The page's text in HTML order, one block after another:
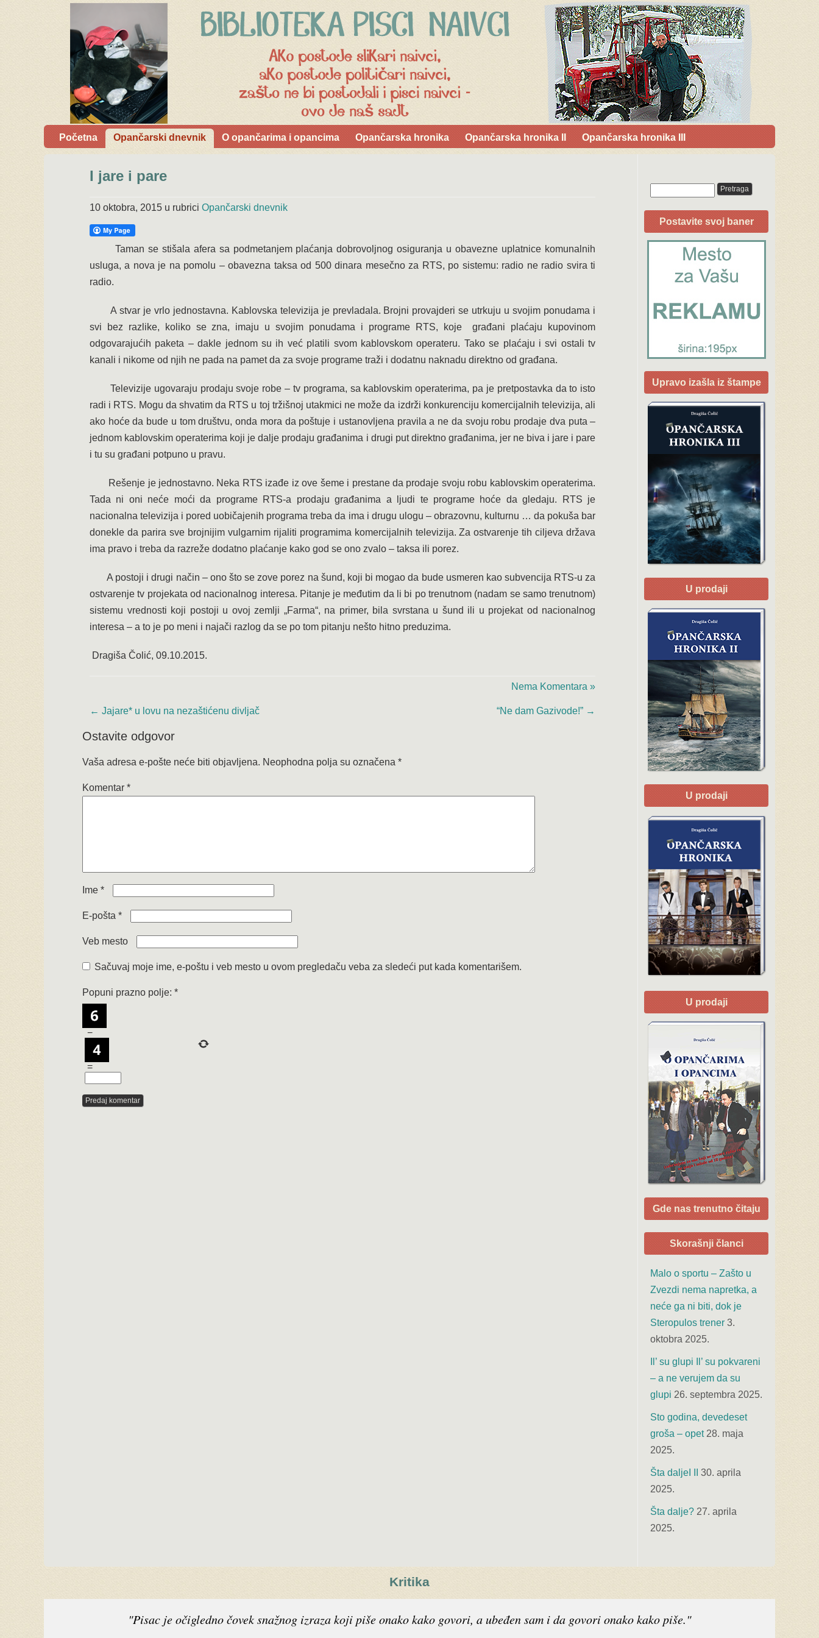
Početna Opančarski dnevnik O opančarima i opancima Opančarska hronika Opančarska hronika II Opančarska hronika III
I jare i pare
10 oktobra, 2015 u rubrici Opančarski dnevnik
Taman se stišala afera sa podmetanjem plaćanja dobrovoljnog osiguranja u obavezne uplatnice komunalnih
usluga, a nova je na pomolu – obavezna taksa od 500 dinara mesečno za RTS, po sistemu: radio ne radio svira ti
radio.
A stvar je vrlo jednostavna. Kablovska televizija je prevladala. Brojni provajderi se utrkuju u svojim ponudama i
svi bez razlike, koliko se zna, imaju u svojim ponudama i programe RTS, koje građani plaćaju kupovinom
odgovarajućih paketa – dakle jednom su ih već platili svom kablovskom operateru. Tako se plaćaju i svi ostali tv
kanali i nikome od njih ne pada na pamet da za svoje programe traži i dodatnu naknadu direktno od građana.
Televizije ugovaraju prodaju svoje robe – tv programa, sa kablovskim operaterima, pa je pretpostavka da to isto
radi i RTS. Mogu da shvatim da RTS u toj tržišnoj utakmici ne može da izdrži konkurenciju komercijalnih televizija, ali
ako hoće da bude u tom društvu, onda mora da poštuje i ustanovljena pravila a ne da svoju robu prodaje dva puta –
jednom kablovskim operaterima koji je dalje prodaju građanima i drugi put direktno građanima, jer ne biva i jare i pare
i tu su građani potpuno u pravu.
Rešenje je jednostavno. Neka RTS izađe iz ove šeme i prestane da prodaje svoju robu kablovskim operaterima.
Tada ni oni neće moći da programe RTS-a prodaju građanima a ljudi te programe hoće da gledaju. RTS je
nacionalna televizija i pored uobičajenih programa treba da ima i drugu ulogu – obrazovnu, kulturnu … da pokuša bar
donekle da parira sve brojnijim vulgarnim rijaliti programima komercijalnih televizija. Za ostvarenje tih ciljeva država
ima pravo i treba da razreže dodatno plaćanje kako god se ono zvalo – taksa ili porez.
A postoji i drugi način – ono što se zove porez na šund, koji bi mogao da bude usmeren kao subvencija RTS-u za
ostvarenje tv projekata od nacionalnog interesa. Pitanje je međutim da li bi po trenutnom (nadam se samo trenutnom)
sistemu vrednosti koji postoji u ovoj zemlji „Farma“, na primer, bila svrstana u šund ili u projekat od nacionalnog
interesa – a to je po meni i najači razlog da se po tom pitanju nešto hitno preduzima.
Dragiša Čolić, 09.10.2015.
Nema Komentara »
← Jajare* u lovu na nezaštićenu divljač “Ne dam Gazivode!” →
Ostavite odgovor
Vaša adresa e-pošte neće biti objavljena. Neophodna polja su označena *
Komentar *
Ime *
E-pošta *
Veb mesto
Sačuvaj moje ime, e-poštu i veb mesto u ovom pregledaču veba za sledeći put kada komentarišem.
Popuni prazno polje: *
−
=
Postavite svoj baner
Upravo izašla iz štampe
U prodaji
U prodaji
U prodaji
Gde nas trenutno čitaju
Skorašnji članci
Malo o sportu – Zašto u
Zvezdi nema napretka, a
neće ga ni biti, dok je
Steropulos trener 3.
oktobra 2025.
Il’ su glupi Il’ su pokvareni
– a ne verujem da su
glupi 26. septembra 2025.
Sto godina, devedeset
groša – opet 28. maja
2025.
Šta daljeI II
30. aprila
2025.
Šta dalje? 27. aprila
2025.
Kritika
"Pisac je očigledno čovek snažnog izraza koji piše onako kako govori, a ubeđen sam i da govori onako kako piše."